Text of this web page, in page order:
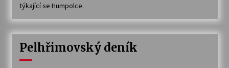
týkající se Humpolce.
Pelhřimovský deník